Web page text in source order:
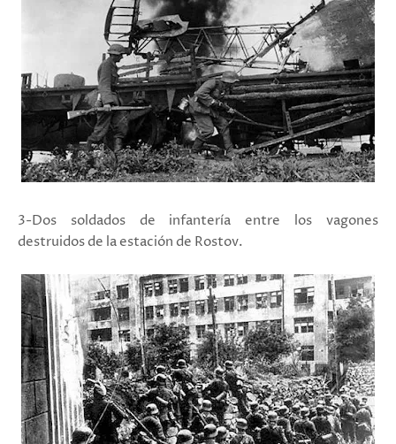
3-Dos soldados de infantería entre los vagones
destruidos de la estación de Rostov.